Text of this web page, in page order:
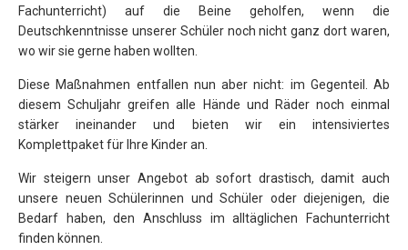
Fachunterricht) auf die Beine geholfen, wenn die
Deutschkenntnisse unserer Schüler noch nicht ganz dort waren,
wo wir sie gerne haben wollten.
Diese Maßnahmen entfallen nun aber nicht: im Gegenteil. Ab
diesem Schuljahr greifen alle Hände und Räder noch einmal
stärker ineinander und bieten wir ein intensiviertes
Komplettpaket für Ihre Kinder an.
Wir steigern unser Angebot ab sofort drastisch, damit auch
unsere neuen Schülerinnen und Schüler oder diejenigen, die
Bedarf haben, den Anschluss im alltäglichen Fachunterricht
finden können.